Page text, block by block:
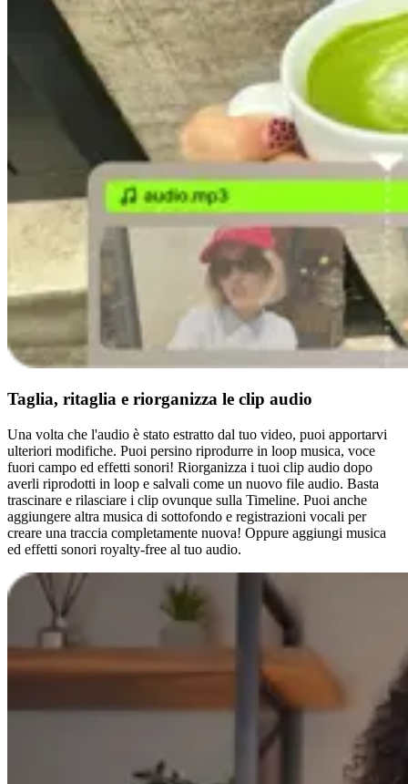
Taglia, ritaglia e riorganizza le clip audio
Una volta che l'audio è stato estratto dal tuo video, puoi apportarvi
ulteriori modifiche. Puoi persino riprodurre in loop musica, voce
fuori campo ed effetti sonori! Riorganizza i tuoi clip audio dopo
averli riprodotti in loop e salvali come un nuovo file audio. Basta
trascinare e rilasciare i clip ovunque sulla Timeline. Puoi anche
aggiungere altra musica di sottofondo e registrazioni vocali per
creare una traccia completamente nuova! Oppure aggiungi musica
ed effetti sonori royalty-free al tuo audio.